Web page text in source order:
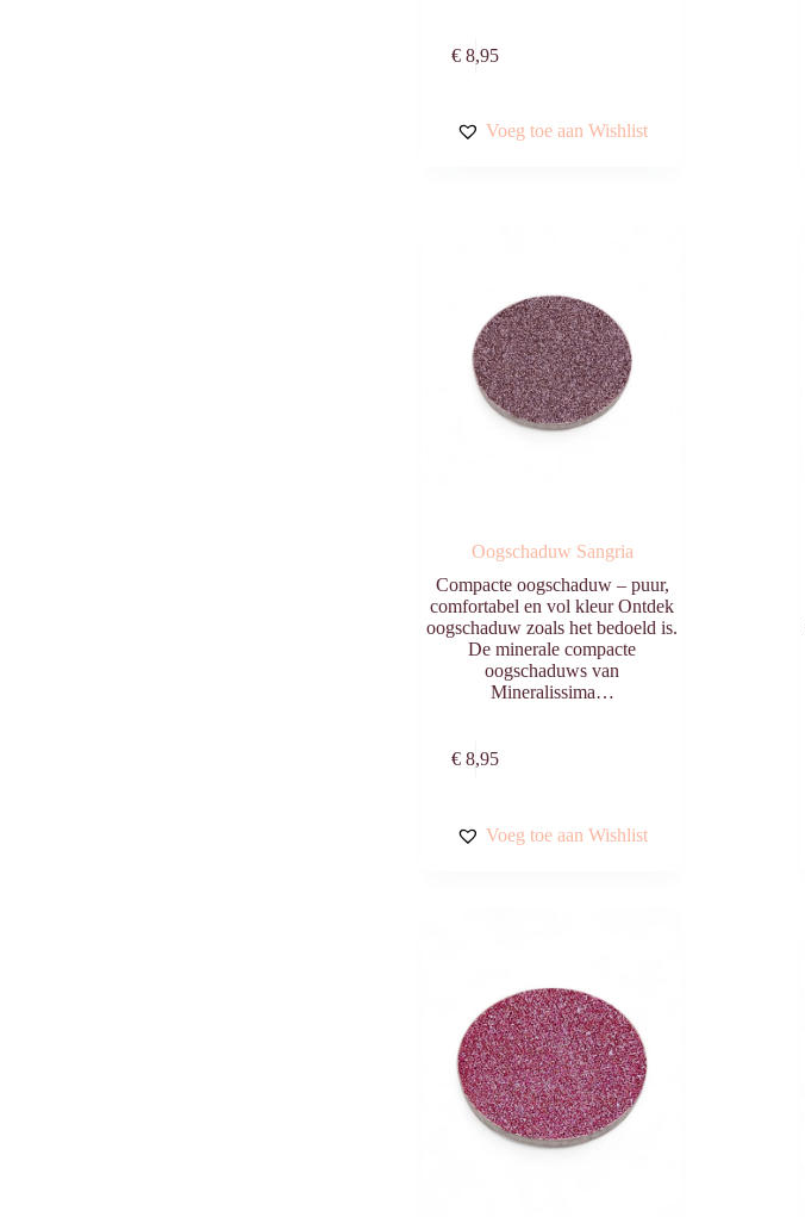
€ 8,95
Voeg toe aan Wishlist
Oogschaduw Sangria
Compacte oogschaduw – puur,
comfortabel en vol kleur Ontdek
oogschaduw zoals het bedoeld is.
De minerale compacte
oogschaduws van
Mineralissima…
€ 8,95
Voeg toe aan Wishlist